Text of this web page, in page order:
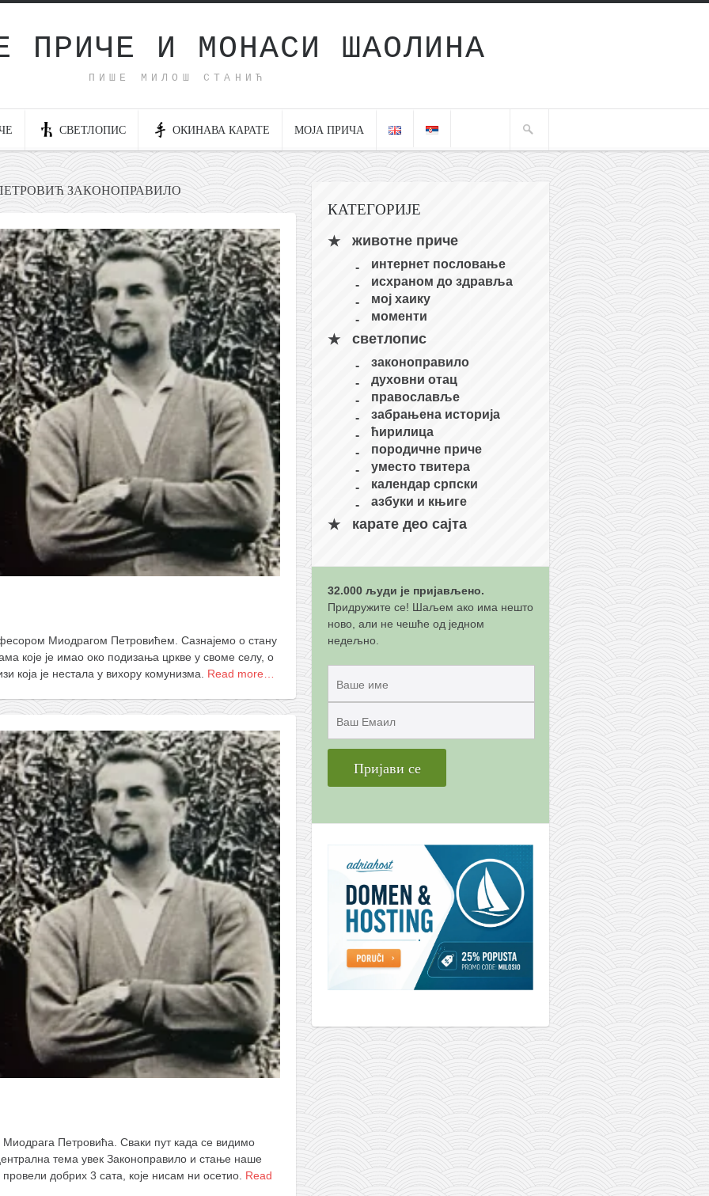
ПРИЧЕ И МОНАСИ ШАОЛИНА
ПИШЕ МИЛОШ СТАНИЋ
СВЕТЛОПИС ОКИНАВА КАРАТЕ МОЈА ПРИЧА
ПЕТРОВИЋ ЗАКОНОПРАВИЛО
Миодрагом Петровићем. Сазнајемо о стану
које је имао око подизања цркве у своме селу, о
која је нестала у вихору комунизма. Read more…
Петровића. Сваки пут када се видимо
тема увек Законоправило и стање наше
добрих 3 сата, које нисам ни осетио. Read
КАТЕГОРИЈЕ
животне приче
интернет пословање
исхраном до здравља
мој хаику
моменти
светлопис
законоправило
духовни отац
православље
забрањена историја
ћирилица
породичне приче
уместо твитера
календар српски
азбуки и књиге
карате део сајта
32.000 људи је пријављено.
Придружите се! Шаљем ако има нешто
ново, али не чешће од једном
недељно.